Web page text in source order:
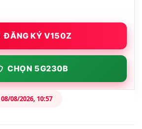
ĐĂNG KÝ V150Z
CHỌN 5G230B
08/08/2026, 10:57